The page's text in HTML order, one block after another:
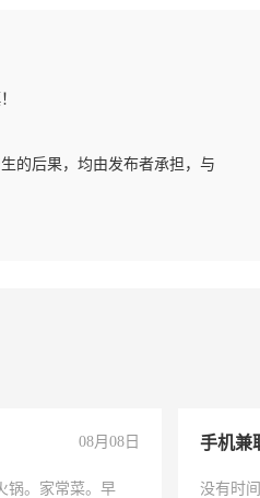
的后果，均由发布者承担，与
08月08日
锅。家常菜。早
手机兼
没有时